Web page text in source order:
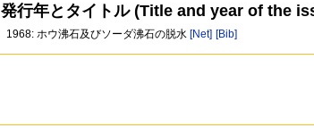
発行年とタイトル (Title and year of the
1968: ホウ沸石及びソーダ沸石の脱水 [Net] [Bib]